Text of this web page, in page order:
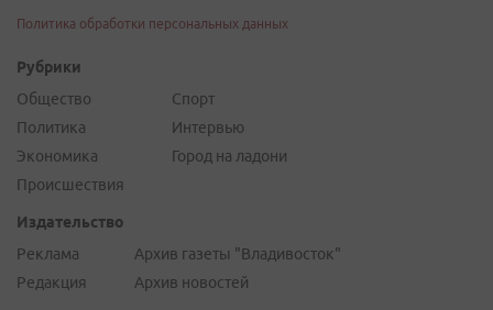
Политика обработки персональных данных
Рубрики
Общество
Политика
Экономика
Происшествия
Спорт
Интервью
Город на ладони
Издательство
Реклама
Редакция
Архив газеты "Владивосток"
Архив новостей